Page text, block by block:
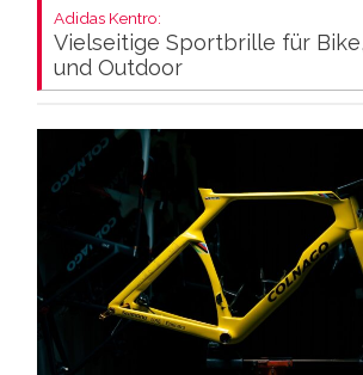
Adidas Kentro:
Vielseitige Sportbrille für
und Outdoor